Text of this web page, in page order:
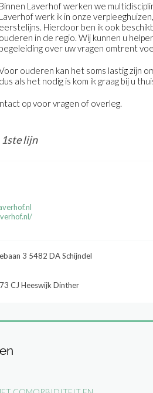
Binnen Laverhof werken we
Laverhof werk ik in onze
eerstelijns. Hierdoor ben ik ook
ouderen in de regio. Wij kunnen u
begeleiding over uw vragen omtrent
ouderen kan het soms lastig zijn
dus als het nodig is kom ik graag bij u
op voor vragen of overleg.
1ste lijn
3 5482 DA Schijndel
CJ Heeswijk Dinther